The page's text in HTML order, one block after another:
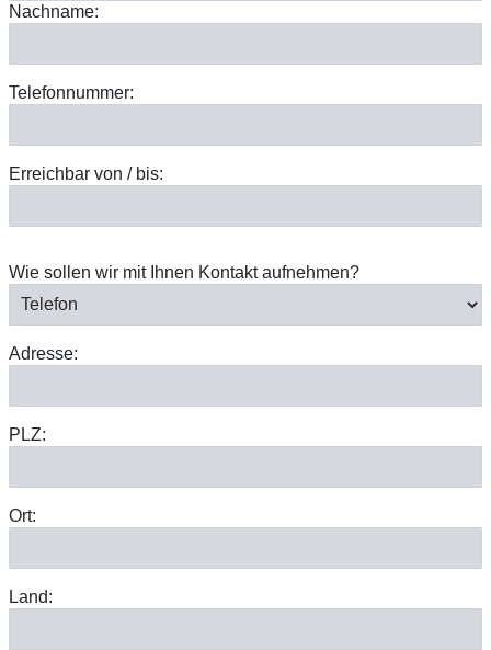
Nachname:
Telefonnummer:
Erreichbar von / bis:
Wie sollen wir mit Ihnen Kontakt aufnehmen?
Adresse:
PLZ:
Ort:
Land: